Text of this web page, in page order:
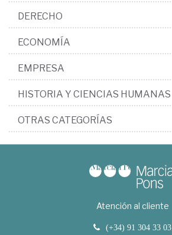
DERECHO
ECONOMÍA
EMPRESA
HISTORIA Y CIENCIAS HUMANAS
OTRAS CATEGORÍAS
Atención al cliente
(+34) 91 304 33 03